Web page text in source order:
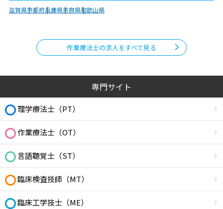
滋賀県京都府兵庫県奈良県和歌山県
作業療法士の求人をすべて見る
専門サイト
理学療法士（PT）
作業療法士（OT）
言語聴覚士（ST）
臨床検査技師（MT）
臨床工学技士（ME）